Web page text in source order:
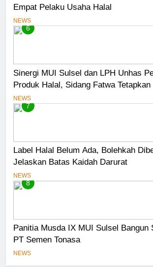
Empat Pelaku Usaha Halal
NEWS
6
Sinergi MUI Sulsel dan LPH Unhas
Produk Halal, Sidang Fatwa
Pelaku Usaha
NEWS
7
Label Halal Belum Ada, Bolehkah
Jelaskan Batas Kaidah Darurat
NEWS
8
Panitia Musda IX MUI Sulsel Bangun
PT Semen Tonasa
NEWS